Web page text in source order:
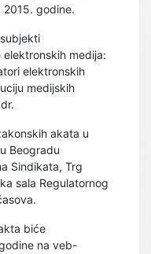
godine.
medija:
elektronskih
medijskih
akata u
Beogradu
Sindikata, Trg
sala Regulatornog
biće
na veb-